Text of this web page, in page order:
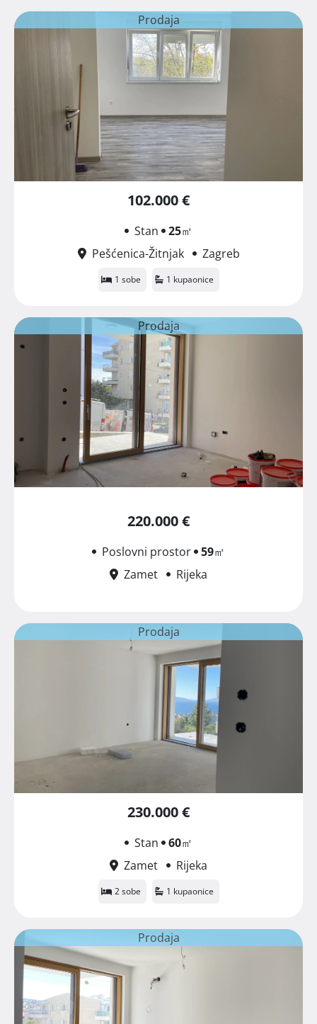
Prodaja
102.000 €
Stan 25㎡
Pešćenica-Žitnjak
Zagreb
1 sobe 1 kupaonice
Prodaja
220.000 €
Poslovni prostor 59㎡
Zamet
Rijeka
Prodaja
230.000 €
Stan 60㎡
Zamet
Rijeka
2 sobe 1 kupaonice
Prodaja